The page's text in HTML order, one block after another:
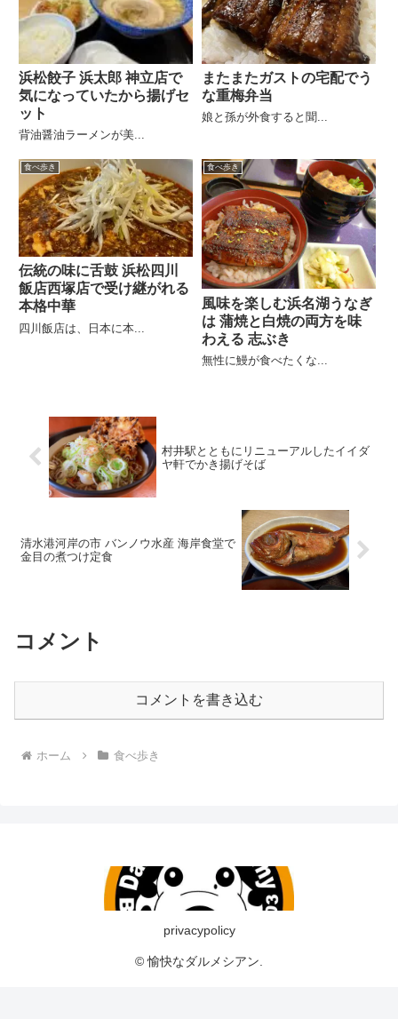
浜松餃子 浜太郎 神立店で
気になっていたから揚げセ
ット
背油醤油ラーメンが美...
またまたガストの宅配でう
な重梅弁当
娘と孫が外食すると聞...
食べ歩き
伝統の味に舌鼓 浜松四川
飯店西塚店で受け継がれる
本格中華
四川飯店は、日本に本...
食べ歩き
風味を楽しむ浜名湖うなぎ
は 蒲焼と白焼の両方を味
わえる 志ぶき
無性に鰻が食べたくな...
村井駅とともにリニューアルしたイイダ
ヤ軒でかき揚げそば
清水港河岸の市 バンノウ水産 海岸食堂で
金目の煮つけ定食
コメント
コメントを書き込む
ホーム 食べ歩き
privacypolicy
© 愉快なダルメシアン.